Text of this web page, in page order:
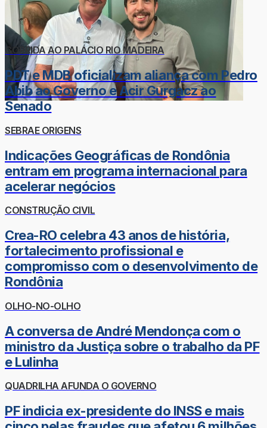
CORRIDA AO PALÁCIO RIO MADEIRA
PDT e MDB oficializam aliança com Pedro
Abib ao Governo e Acir Gurgacz ao
Senado
SEBRAE ORIGENS
Indicações Geográficas de Rondônia
entram em programa internacional para
acelerar negócios
CONSTRUÇÃO CIVIL
Crea-RO celebra 43 anos de história,
fortalecimento profissional e
compromisso com o desenvolvimento de
Rondônia
OLHO-NO-OLHO
A conversa de André Mendonça com o
ministro da Justiça sobre o trabalho da PF
e Lulinha
QUADRILHA AFUNDA O GOVERNO
PF indicia ex-presidente do INSS e mais